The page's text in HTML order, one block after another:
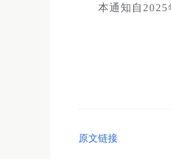
本通知自2025
原文链接